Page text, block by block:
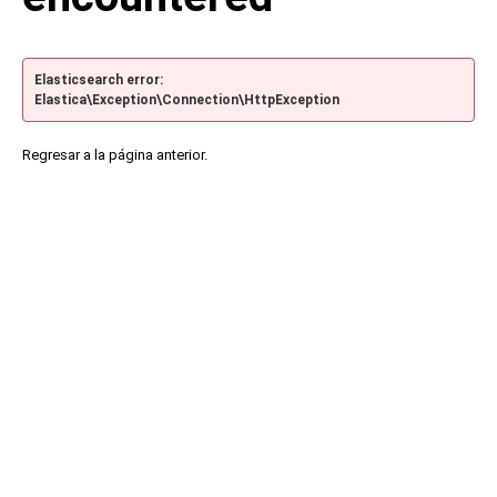
Elasticsearch error:
Elastica\Exception\Connection\HttpException
Regresar a la página anterior.